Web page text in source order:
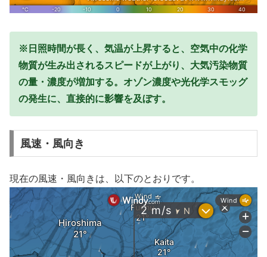
※日照時間が長く、気温が上昇すると、空気中の化学
物質が生み出されるスピードが上がり、大気汚染物質
の量・濃度が増加する。オゾン濃度や光化学スモッグ
の発生に、直接的に影響を及ぼす。
風速・風向き
現在の風速・風向きは、以下のとおりです。